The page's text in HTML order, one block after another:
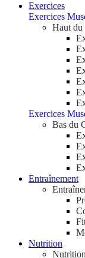
Exercices
Exercices
Haut du
Exercices
Bas du
Entraînement
Nutrition
Nutrition